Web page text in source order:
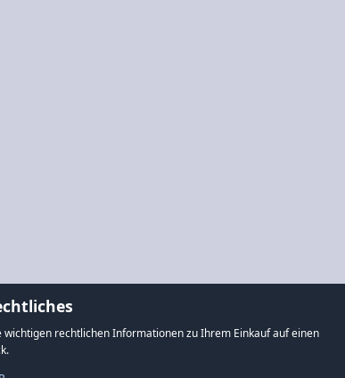
wichtigen rechtlichen Informationen zu Ihrem Einkauf auf einen